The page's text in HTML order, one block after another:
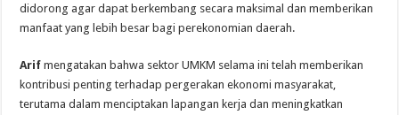
didorong agar dapat berkembang secara maksimal dan memberikan
manfaat yang lebih besar bagi perekonomian daerah.
Arif mengatakan bahwa sektor UMKM selama ini telah memberikan
kontribusi penting terhadap pergerakan ekonomi masyarakat,
terutama dalam menciptakan lapangan kerja dan meningkatkan